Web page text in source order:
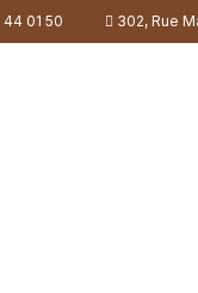
01 50 302, Rue